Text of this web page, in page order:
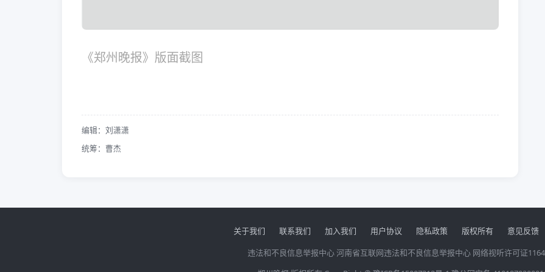
《郑州晚报》版面截图
编辑：刘潇潇
统筹：曹杰
关于我们 联系我们 加入我们 用户协议 隐私政策 版权所有 意见反馈
违法和不良信息举报中心河南省互联网违法和不良信息举报中心 网络视听许可证